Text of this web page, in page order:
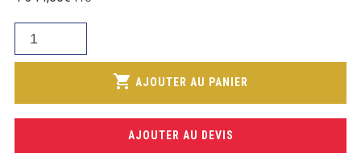
SOUBASSEMENT RÉFRIGÉRÉ
TABLE DE PRÉPARATION
TABLE DE PRÉPARATION COMPACTE
TABLE DE PRÉPARATION 700 / 800
SALADETTE COMPACTE
initial
était :
439,23€.
actuel
est :
120,00€.
1400
shopping_cart AJOUTER AU PANIER
AJOUTER AU DEVIS